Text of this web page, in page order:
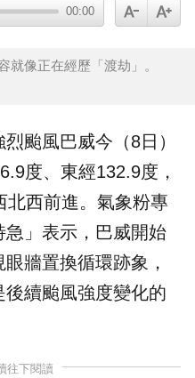
00:00
就像正在經歷「渡劫」。
颱風巴威今（8日）
度、東經132.9度，
北西前進。氣象粉專
急」表示，巴威開始
眼牆置換循環跡象，
續颱風強度變化的
往下閱讀